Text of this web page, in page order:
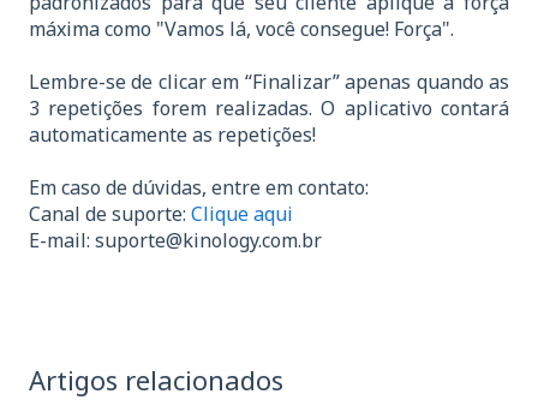
máxima como "Vamos lá, você consegue! Força".
Lembre-se de clicar em “Finalizar” apenas quando as
3 repetições forem realizadas. O aplicativo contará
automaticamente as repetições!
Em caso de dúvidas, entre em contato:
Canal de suporte: Clique aqui
E-mail: suporte@kinology.com.br
Artigos relacionados